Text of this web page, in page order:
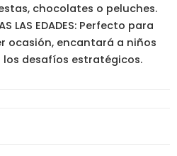
chocolates o peluches.
LAS EDADES: Perfecto para
ocasión, encantará a niños
desafíos estratégicos.